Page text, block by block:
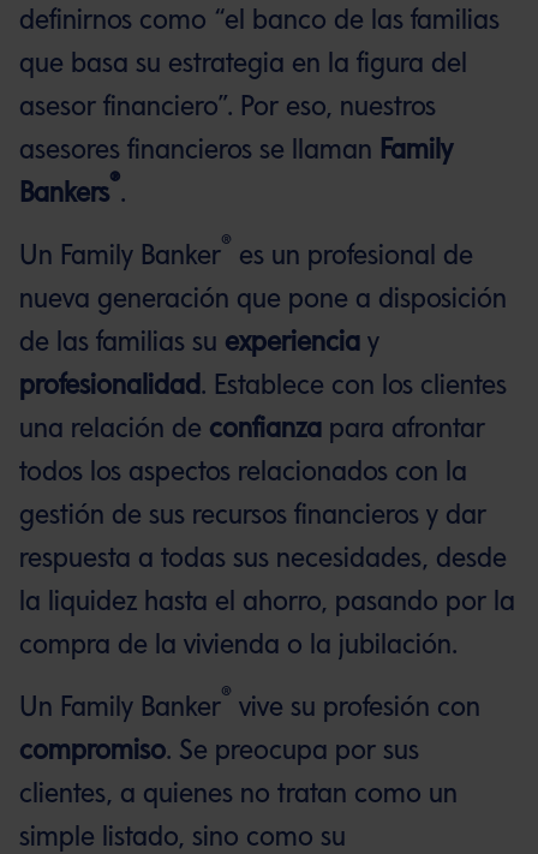
definirnos como “el banco de las familias
que basa su estrategia en la figura del
asesor financiero”. Por eso, nuestros
asesores financieros se llaman Family
Bankers®.
Un Family Banker® es un profesional de
nueva generación que pone a disposición
de las familias su experiencia y
profesionalidad. Establece con los clientes
una relación de confianza para afrontar
todos los aspectos relacionados con la
gestión de sus recursos financieros y dar
respuesta a todas sus necesidades, desde
la liquidez hasta el ahorro, pasando por la
compra de la vivienda o la jubilación.
Un Family Banker® vive su profesión con
compromiso. Se preocupa por sus
clientes, a quienes no tratan como un
simple listado, sino como su